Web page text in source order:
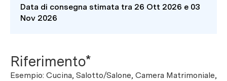
Data di consegna stimata tra 26 Ott 2026 e 03
Nov 2026
Riferimento*
Esempio: Cucina, Salotto/Salone, Camera Matrimoniale,